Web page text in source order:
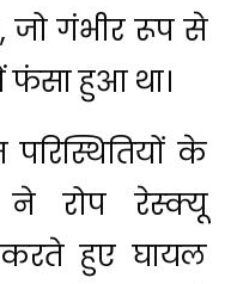
गंभीर रूप से
फंसा हुआ था।
परिस्थितियों के
ने रोप रेस्क्यू
हुए घायल